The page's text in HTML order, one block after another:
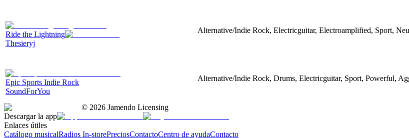
Ride the Lightning
Thesieryj
Alternative/Indie Rock, Electricguitar, Electroamplified, Sport,
Epic Sports Indie Rock
SoundForYou
Alternative/Indie Rock, Drums, Electricguitar, Sport, Powerful,
© 2026 Jamendo Licensing
Descargar la app
Enlaces útiles
Catálogo musicalRadios In-storePreciosContactoCentro de ayudaContacto